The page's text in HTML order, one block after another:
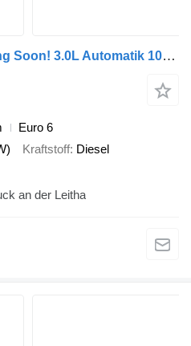
IVECO Daily 70C18 Coming Soon! 3.0L Automatik 1000KG Ladebordwand Koff
Euro 6
Kraftstoff Diesel
an der Leitha